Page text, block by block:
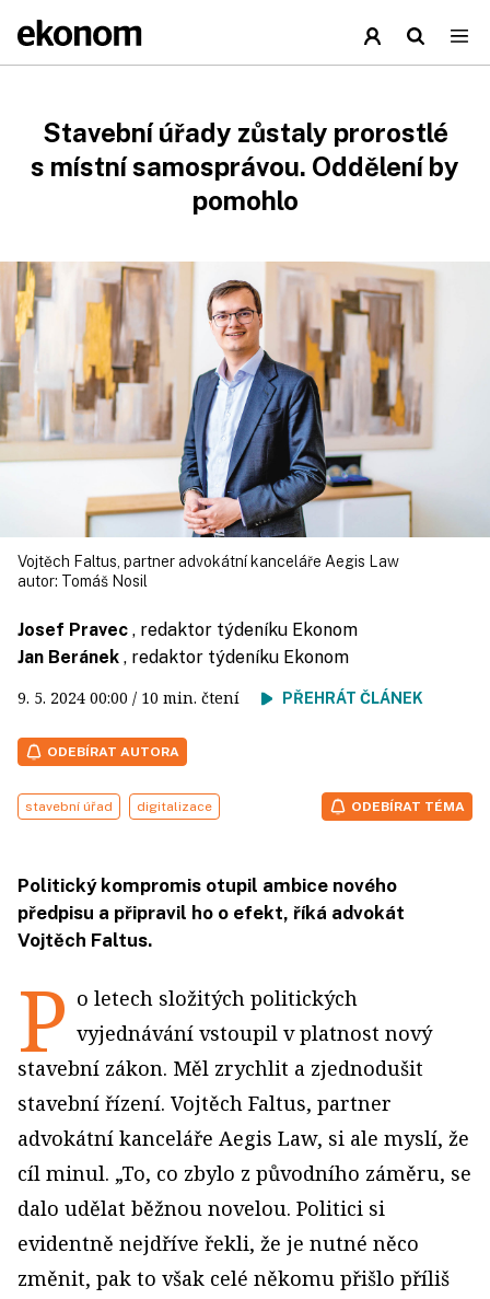
Stavební úřady zůstaly prorostlé
s místní samosprávou. Oddělení by
pomohlo
Vojtěch Faltus, partner advokátní kanceláře Aegis Law
autor: Tomáš Nosil
Josef Pravec , redaktor týdeníku Ekonom
Jan Beránek , redaktor týdeníku Ekonom
9. 5. 2024 00:00 / 10 min. čtení PŘEHRÁT ČLÁNEK
ODEBÍRAT AUTORA
stavební úřad digitalizace ODEBÍRAT TÉMA
Politický kompromis otupil ambice nového
předpisu a připravil ho o efekt, říká advokát
Vojtěch Faltus.
P o letech složitých politických
vyjednávání vstoupil v platnost nový
stavební zákon. Měl zrychlit a zjednodušit
stavební řízení. Vojtěch Faltus, partner
advokátní kanceláře Aegis Law, si ale myslí, že
cíl minul. „To, co zbylo z původního záměru, se
dalo udělat běžnou novelou. Politici si
evidentně nejdříve řekli, že je nutné něco
změnit, pak to však celé někomu přišlo příliš